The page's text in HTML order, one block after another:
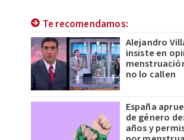
Te recomendamos:
Alejandro
insiste en
no lo callen
España
de género
años y